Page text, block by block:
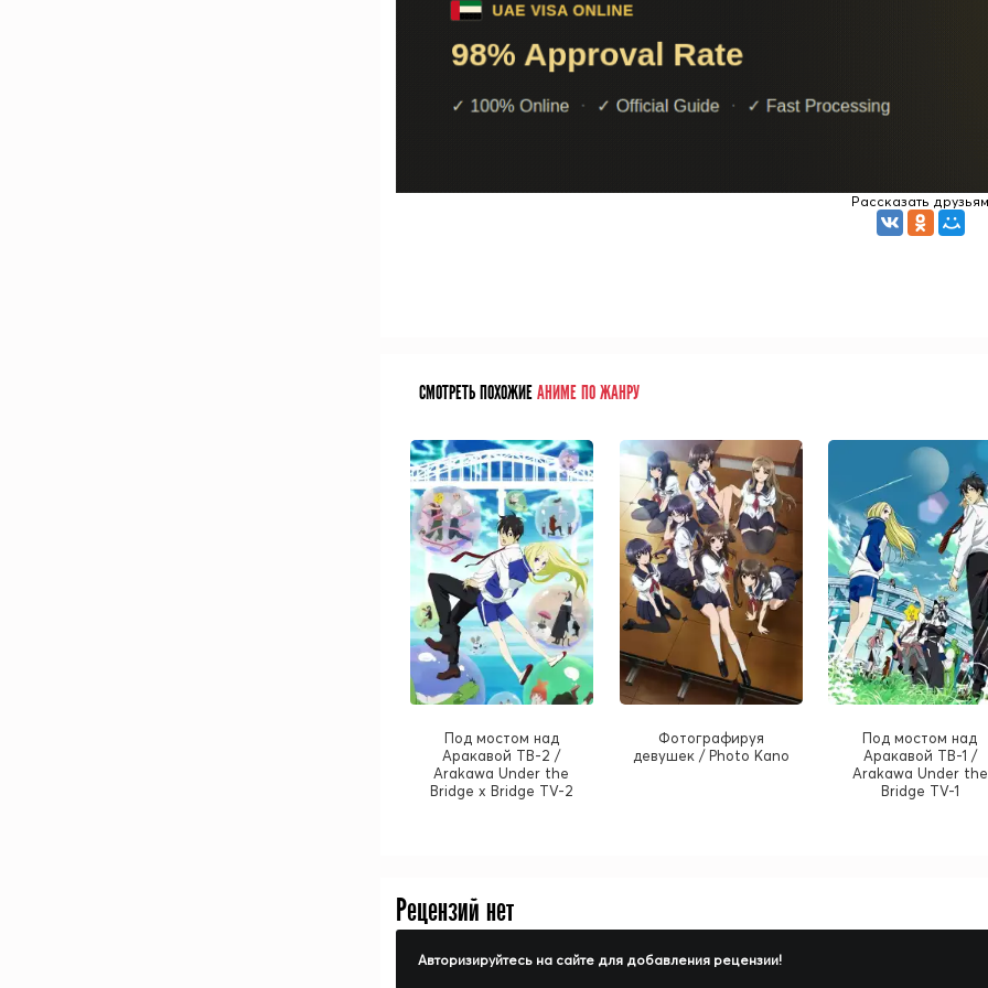
Рассказать друзьям
СМОТРЕТЬ ПОХОЖИЕАНИМЕ ПО ЖАНРУ
Под мостом над
Аракавой ТВ-2 /
Arakawa Under the
Bridge x Bridge TV-2
Фотографируя
девушек / Photo Kano
Под мостом над
Аракавой ТВ-1 /
Arakawa Under the
Bridge TV-1
Рецензий нет
Авторизируйтесь на сайте для добавления рецензии!